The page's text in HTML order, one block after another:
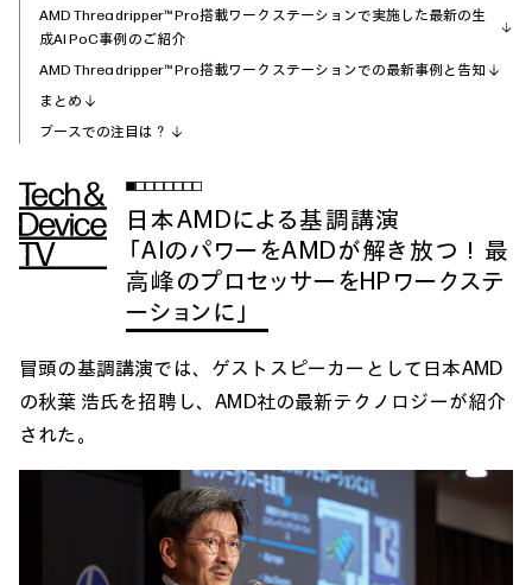
AMD Threadripper™ Pro搭載ワークステーションで実施した最新の生
成AI PoC事例のご紹介
AMD Threadripper™ Pro搭載ワークステーションでの最新事例と告知
まとめ
ブースでの注目は？
日本AMDによる基調講演
「AIのパワーをAMDが解き放つ！最
高峰のプロセッサーをHPワークステ
ーションに」
冒頭の基調講演では、ゲストスピーカーとして日本AMD
の秋葉 浩氏を招聘し、AMD社の最新テクノロジーが紹介
された。